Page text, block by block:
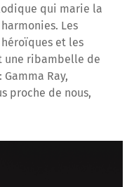
qui marie la
Les
et les
une ribambelle de
Ray,
proche de nous,